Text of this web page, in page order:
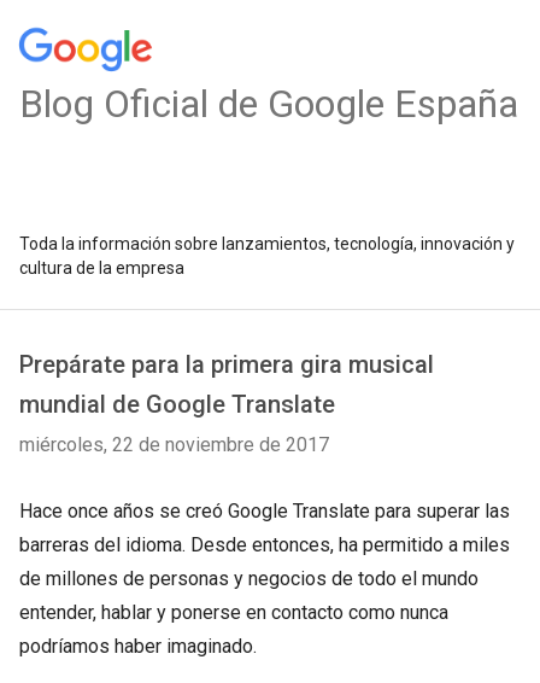
Blog Oficial de Google España
Toda la información sobre lanzamientos, tecnología, innovación y
cultura de la empresa
Prepárate para la primera gira musical
mundial de Google Translate
miércoles, 22 de noviembre de 2017
Hace once años se creó Google Translate para superar las
barreras del idioma. Desde entonces, ha permitido a miles
de millones de personas y negocios de todo el mundo
entender, hablar y ponerse en contacto como nunca
podríamos haber imaginado.